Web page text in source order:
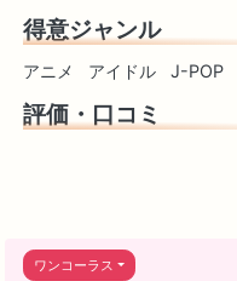
得意ジャンル
アニメ アイドル J-POP
評価・口コミ
ワンコーラス